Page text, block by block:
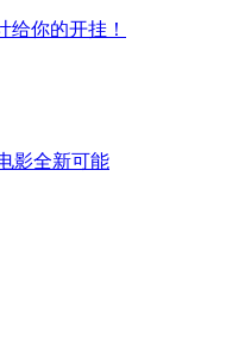
你的开挂！
影全新可能